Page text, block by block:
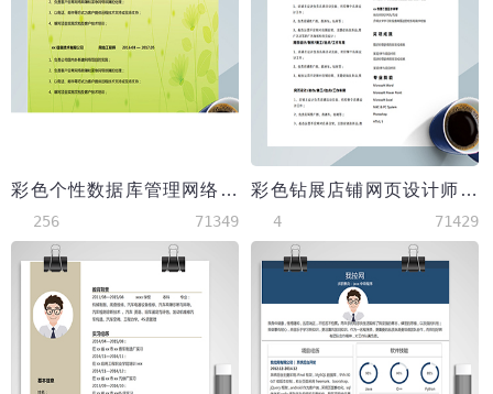
彩色个性数据库管理网络工程师简历
256 71349
彩色钻展店铺网页设计师简历模板
4 71429